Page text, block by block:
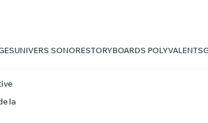
UNIVERS SONORESTORYBOARDS POLYVALENTS
la